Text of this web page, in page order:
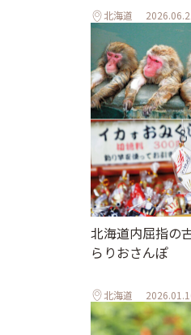
北海道
北海道内屈指の
らりおさんぽ
北海道